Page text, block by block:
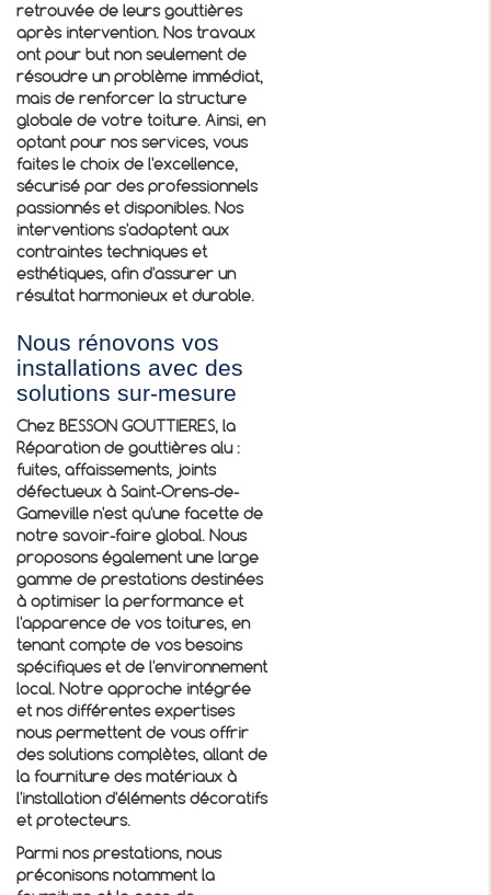
retrouvée de leurs gouttières
après intervention. Nos travaux
ont pour but non seulement de
résoudre un problème immédiat,
mais de renforcer la structure
globale de votre toiture. Ainsi, en
optant pour nos services, vous
faites le choix de l'excellence,
sécurisé par des professionnels
passionnés et disponibles. Nos
interventions s'adaptent aux
contraintes techniques et
esthétiques, afin d'assurer un
résultat harmonieux et durable.
Nous rénovons vos
installations avec des
solutions sur-mesure
Chez BESSON GOUTTIERES, la
Réparation de gouttières alu :
fuites, affaissements, joints
défectueux à Saint-Orens-de-
Gameville n'est qu'une facette de
notre savoir-faire global. Nous
proposons également une large
gamme de prestations destinées
à optimiser la performance et
l'apparence de vos toitures, en
tenant compte de vos besoins
spécifiques et de l'environnement
local. Notre approche intégrée
et nos différentes expertises
nous permettent de vous offrir
des solutions complètes, allant de
la fourniture des matériaux à
l'installation d'éléments décoratifs
et protecteurs.
Parmi nos prestations, nous
préconisons notamment la